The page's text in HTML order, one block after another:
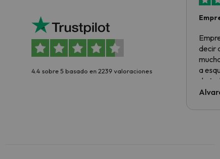
4.4 sobre 5 basado en 2239 valoraciones
decir
a
de
al
culpa